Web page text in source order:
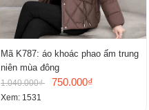
Mã K787: áo khoác phao ấm trung
niên mùa đông
1.040.000₫ 750.000₫
Xem: 1531